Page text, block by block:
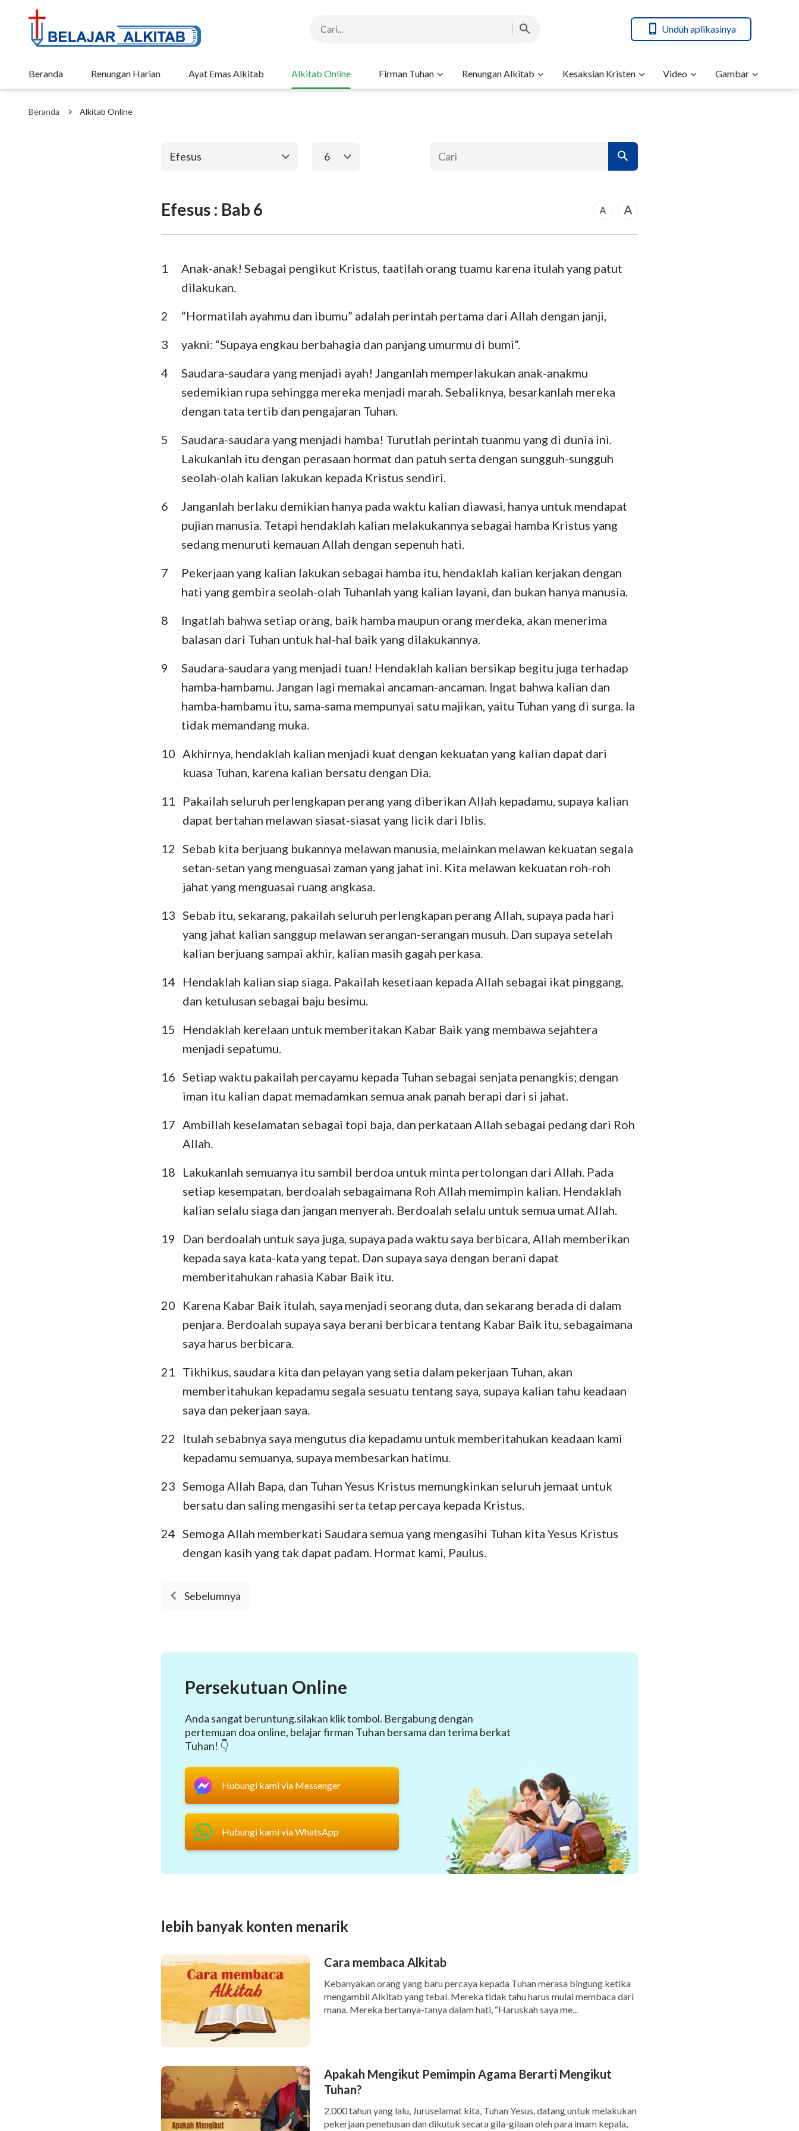
Unduh aplikasinya
Beranda Renungan Harian Ayat Emas Alkitab Alkitab Online Firman Tuhan Renungan Alkitab Kesaksian Kristen Video Gambar
Beranda Alkitab Online
Efesus
Perjanjian Lama
Imamat Bilangan
Ulangan
Hakim-Hakim Rut
I Samuel II Samuel
I Raja-Raja II Raja-Raja
I Tawarikh II Tawarikh
Mazmur Amsal
Pengkhotbah Kidung Agung
Yesaya Yeremia
Daniel Hosea
Obaja Yunus
Habakuk Zefanya
Hagai Zakharia
Lukas Yohanes
I Korintus II Korintus
Galatia
Filipi Kolose
I Tesalonika II Tesalonika
Ibrani
I Petrus II Petrus
I Yohanes II Yohanes
Wahyu
6
Efesus : Bab 6
1
Anak-anak! Sebagai pengikut Kristus, taatilah orang tuamu karena itulah yang patut
dilakukan.
2
“Hormatilah ayahmu dan ibumu” adalah perintah pertama dari Allah dengan janji,
3
yakni: “Supaya engkau berbahagia dan panjang umurmu di bumi”.
4
Saudara-saudara yang menjadi ayah! Janganlah memperlakukan anak-anakmu
sedemikian rupa sehingga mereka menjadi marah. Sebaliknya, besarkanlah mereka
dengan tata tertib dan pengajaran Tuhan.
5
Saudara-saudara yang menjadi hamba! Turutlah perintah tuanmu yang di dunia ini.
Lakukanlah itu dengan perasaan hormat dan patuh serta dengan sungguh-sungguh
seolah-olah kalian lakukan kepada Kristus sendiri.
6
Janganlah berlaku demikian hanya pada waktu kalian diawasi, hanya untuk mendapat
pujian manusia. Tetapi hendaklah kalian melakukannya sebagai hamba Kristus yang
sedang menuruti kemauan Allah dengan sepenuh hati.
7
Pekerjaan yang kalian lakukan sebagai hamba itu, hendaklah kalian kerjakan dengan
hati yang gembira seolah-olah Tuhanlah yang kalian layani, dan bukan hanya manusia.
8
Ingatlah bahwa setiap orang, baik hamba maupun orang merdeka, akan menerima
balasan dari Tuhan untuk hal-hal baik yang dilakukannya.
9
Saudara-saudara yang menjadi tuan! Hendaklah kalian bersikap begitu juga terhadap
hamba-hambamu. Jangan lagi memakai ancaman-ancaman. Ingat bahwa kalian dan
hamba-hambamu itu, sama-sama mempunyai satu majikan, yaitu Tuhan yang di surga. Ia
tidak memandang muka.
10 Akhirnya, hendaklah kalian menjadi kuat dengan kekuatan yang kalian dapat dari
kuasa Tuhan, karena kalian bersatu dengan Dia.
11
Pakailah seluruh perlengkapan perang yang diberikan Allah kepadamu, supaya kalian
dapat bertahan melawan siasat-siasat yang licik dari Iblis.
12 Sebab kita berjuang bukannya melawan manusia, melainkan melawan kekuatan segala
setan-setan yang menguasai zaman yang jahat ini. Kita melawan kekuatan roh-roh
jahat yang menguasai ruang angkasa.
13 Sebab itu, sekarang, pakailah seluruh perlengkapan perang Allah, supaya pada hari
yang jahat kalian sanggup melawan serangan-serangan musuh. Dan supaya setelah
kalian berjuang sampai akhir, kalian masih gagah perkasa.
14
Hendaklah kalian siap siaga. Pakailah kesetiaan kepada Allah sebagai ikat pinggang,
dan ketulusan sebagai baju besimu.
15
Hendaklah kerelaan untuk memberitakan Kabar Baik yang membawa sejahtera
menjadi sepatumu.
16 Setiap waktu pakailah percayamu kepada Tuhan sebagai senjata penangkis; dengan
iman itu kalian dapat memadamkan semua anak panah berapi dari si jahat.
17 Ambillah keselamatan sebagai topi baja, dan perkataan Allah sebagai pedang dari Roh
Allah.
18
Lakukanlah semuanya itu sambil berdoa untuk minta pertolongan dari Allah. Pada
setiap kesempatan, berdoalah sebagaimana Roh Allah memimpin kalian. Hendaklah
kalian selalu siaga dan jangan menyerah. Berdoalah selalu untuk semua umat Allah.
19
Dan berdoalah untuk saya juga, supaya pada waktu saya berbicara, Allah memberikan
kepada saya kata-kata yang tepat. Dan supaya saya dengan berani dapat
memberitahukan rahasia Kabar Baik itu.
20
Karena Kabar Baik itulah, saya menjadi seorang duta, dan sekarang berada di dalam
penjara. Berdoalah supaya saya berani berbicara tentang Kabar Baik itu, sebagaimana
saya harus berbicara.
21 Tikhikus, saudara kita dan pelayan yang setia dalam pekerjaan Tuhan, akan
memberitahukan kepadamu segala sesuatu tentang saya, supaya kalian tahu keadaan
saya dan pekerjaan saya.
22
Itulah sebabnya saya mengutus dia kepadamu untuk memberitahukan keadaan kami
kepadamu semuanya, supaya membesarkan hatimu.
23 Semoga Allah Bapa, dan Tuhan Yesus Kristus memungkinkan seluruh jemaat untuk
bersatu dan saling mengasihi serta tetap percaya kepada Kristus.
24 Semoga Allah memberkati Saudara semua yang mengasihi Tuhan kita Yesus Kristus
dengan kasih yang tak dapat padam. Hormat kami, Paulus.
Sebelumnya
Persekutuan Online
Anda sangat beruntung.silakan klik tombol. Bergabung dengan
pertemuan doa online, belajar firman Tuhan bersama dan terima berkat
Tuhan! 👇
Hubungi kami via Messenger
Hubungi kami via WhatsApp
lebih banyak konten menarik
Cara membaca Alkitab
Kebanyakan orang yang baru percaya kepada Tuhan merasa bingung ketika
mengambil Alkitab yang tebal. Mereka tidak tahu harus mulai membaca dari
mana. Mereka bertanya-tanya dalam hati, “Haruskah saya me...
Apakah Mengikut Pemimpin Agama Berarti Mengikut
Tuhan?
2.000 tahun yang lalu, Juruselamat kita, Tuhan Yesus, datang untuk melakukan
pekerjaan penebusan dan dikutuk secara gila-gilaan oleh para imam kepala,